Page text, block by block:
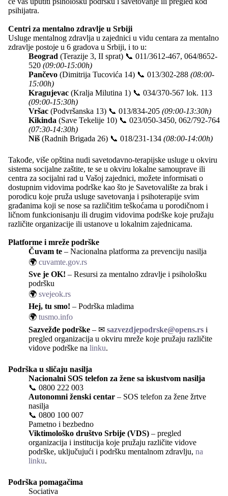
psihijatra.
Centri za mentalno zdravlje u Srbiji
Usluge mentalnog zdravlja u zajednici u vidu centara za mentalno
zdravlje postoje u 6 gradova u Srbiji, i to u:
Beograd (Terazije 3, II sprat) 📞 011/3612-467, 064/8652-
520 (09:00-15:00h)
Pančevo (Dimitrija Tucovića 14) 📞 013/302-288 (08:00-
15:00h)
Kragujevac (Kralja Milutina 1) 📞 034/370-567 lok. 113
(09:00-15:30h)
Vršac (Podvršanska 13) 📞 013/834-205 (09:00-13:30h)
Kikinda (Save Tekelije 10) 📞 023/050-3450, 062/792-764
(07:30-14:30h)
Niš (Radnih Brigada 26) 📞 018/231-134 (08:00-14:00h)
Takođe, više opština nudi savetodavno-terapijske usluge u okviru
sistema socijalne zaštite, te se u okviru lokalne samouprave ili
centra za socijalni rad u Vašoj zajednici, možete informisati o
dostupnim vidovima podrške kao što je Savetovalište za brak i
porodicu koje pruža usluge savetovanja i psihoterapije svim
građanima koji se nose sa različitim teškoćama u porodičnom i
ličnom funkcionisanju ili drugim vidovima podrške koje pružaju
različite organizacije ili ustanove u lokalnim zajednicama.
Platforme i mreže podrške
Čuvam te – Nacionalna platforma za prevenciju nasilja
🌍 cuvamte.gov.rs
Sve je OK! – Resursi za mentalno zdravlje i psihološku
podršku
🌍 svejeok.rs
Hej, tu smo! – Podrška mladima
🌍 tusmo.info
Sazvežđe podrške – ✉ sazvezdjepodrske@opens.rs i
pregled organizacija u okviru mreže koje pružaju različite
vidove podrške na linku.
Podrška u sličaju nasilja
Nacionalni SOS telefon za žene sa iskustvom nasilja
📞 0800 222 003
Autonomni ženski centar – SOS telefon za žene žrtve
nasilja
📞 0800 100 007
Pametno i bezbedno
Viktimološko društvo Srbije (VDS) – pregled
organizacija i institucija koje pružaju različite vidove
podrške, uključujući i podršku mentalnom zdravlju, na
linku.
Podrška pomagačima
Sociativa